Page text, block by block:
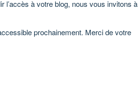
l’accès à votre blog, nous vous invitons à
prochainement. Merci de votre